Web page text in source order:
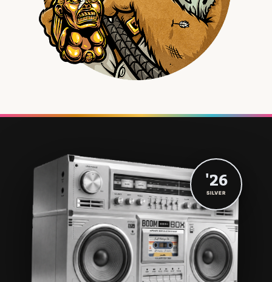
'26
SILVER